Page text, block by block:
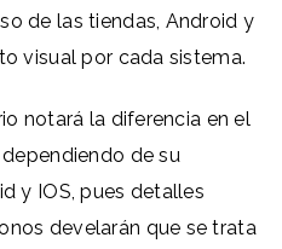
de las tiendas, Android y
visual por cada sistema.
notará la diferencia en el
de su
y IOS, pues detalles
develarán que se trata